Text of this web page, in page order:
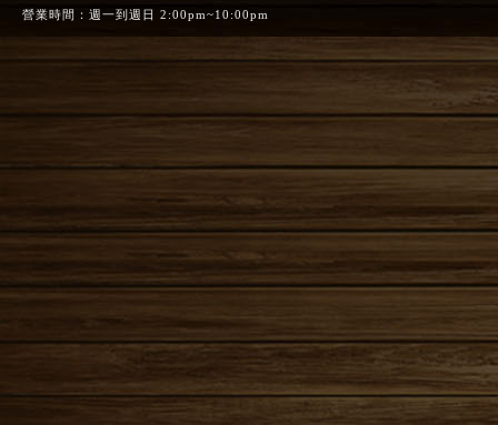
營業時間：週一到週日 2:00pm~10:00pm